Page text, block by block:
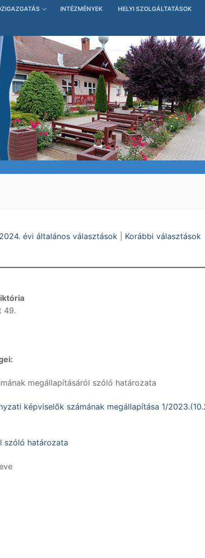
INTÉZMÉNYEK HELYI SZOLGÁLTATÁSOK
2024. évi általános választások Korábbi választások
49.
megállapításáról szóló határozata
képviselők számának megállapítása 1/
szóló határozata